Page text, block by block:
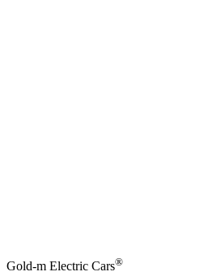
Gold-m Electric Cars®